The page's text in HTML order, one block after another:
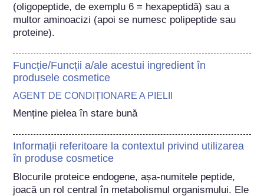
(oligopeptide, de exemplu 6 = hexapeptidă) sau a
multor aminoacizi (apoi se numesc polipeptide sau
proteine).
Funcție/Funcții a/ale acestui ingredient în
produsele cosmetice
AGENT DE CONDIȚIONARE A PIELII
Menține pielea în stare bună
Informații referitoare la contextul privind utilizarea
în produse cosmetice
Blocurile proteice endogene, așa-numitele peptide,
joacă un rol central în metabolismul organismului. Ele